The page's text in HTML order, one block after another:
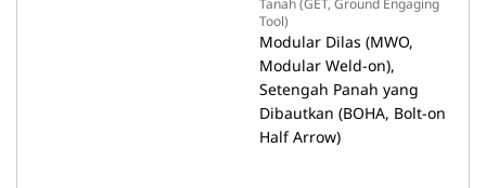
Tanah (GET, Ground Engaging
Tool)
Modular Dilas (MWO,
Modular Weld-on),
Setengah Panah yang
Dibautkan (BOHA, Bolt-on
Half Arrow)